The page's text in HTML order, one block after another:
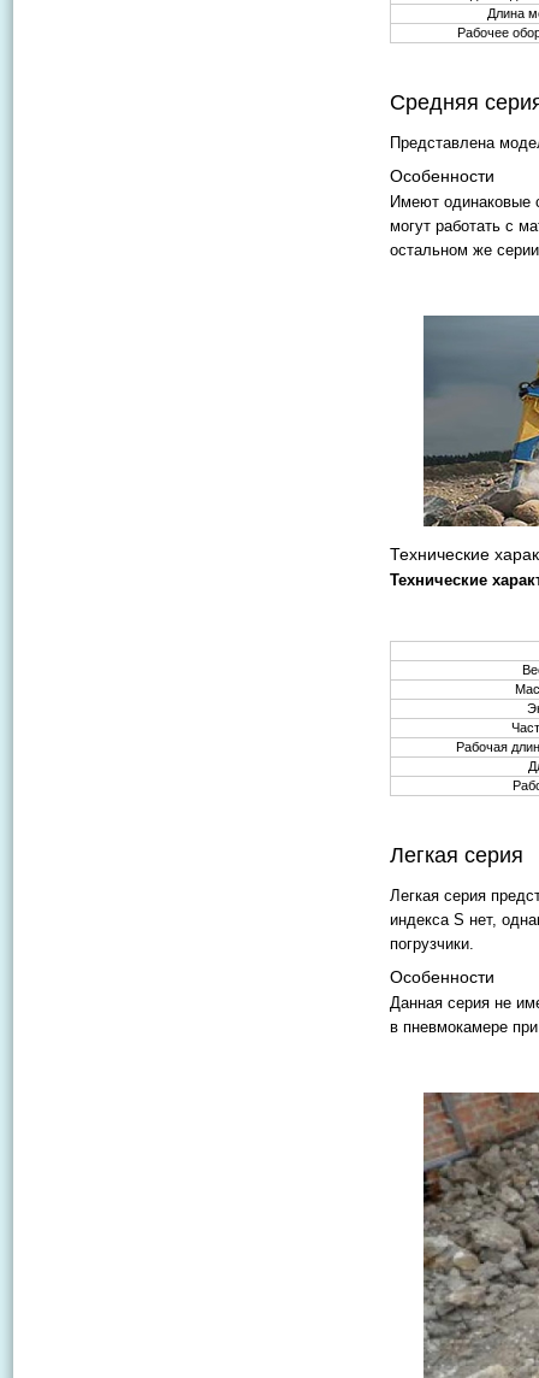
Длина
Рабочее
Средняя
Представлена
Особенности
Имеют одинаковые
могут работать с
остальном же
Технические
Технические
Рабочая
Легкая серия
Легкая серия
индекса S нет,
погрузчики.
Особенности
Данная серия не
в пневмокамере